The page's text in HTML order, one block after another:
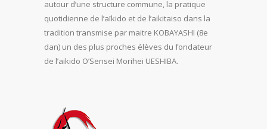
autour d’une structure commune, la pratique
quotidienne de l’aïkido et de l’aikitaiso dans la
tradition transmise par maitre KOBAYASHI (8e
dan) un des plus proches élèves du fondateur
de l’aikido O’Sensei Morihei UESHIBA.